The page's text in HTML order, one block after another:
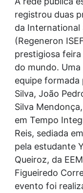
registrou duas
da International
(Regeneron
prestigiosa
do mundo.
equipe formada
Silva, João
Silva
em Tempo
Reis, sediada
pela estudante
Queiroz, da
Figueiredo
evento foi